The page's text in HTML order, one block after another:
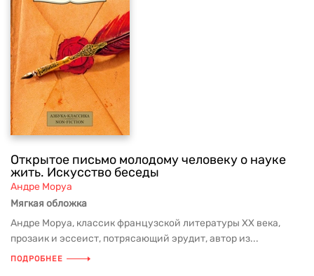
Открытое письмо молодому человеку о науке
жить. Искусство беседы
Андре Моруа
Мягкая обложка
Андре Моруа, классик французской литературы XX века,
прозаик и эссеист, потрясающий эрудит, автор из...
ПОДРОБНЕЕ